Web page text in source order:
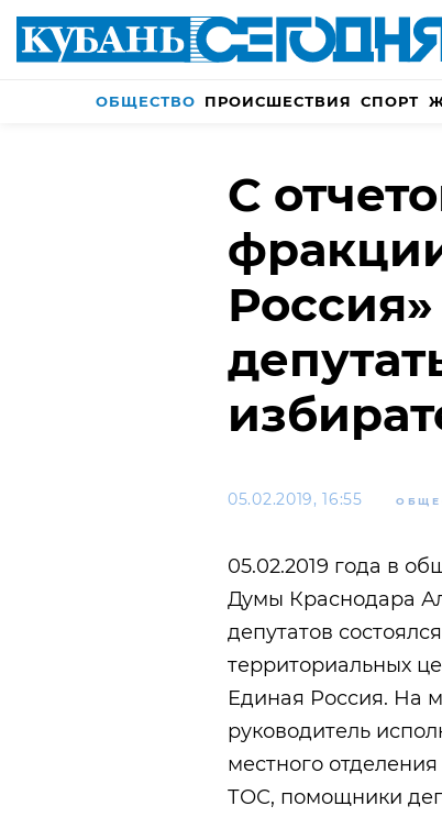
ОБЩЕСТВО ПРОИСШЕСТВИЯ СПОРТ
С
05.02.2019, 16:55
05.02.2019 года в
Думы Краснодара
депутатов
территориальных
Единая Россия. На
руководитель
местного
ТОС, помощники